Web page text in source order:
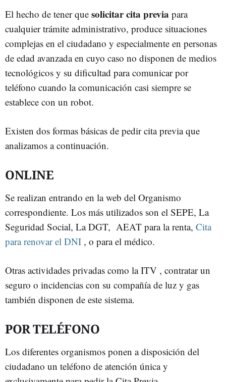
El hecho de tener que solicitar cita previa para
cualquier trámite administrativo, produce situaciones
complejas en el ciudadano y especialmente en personas
de edad avanzada en cuyo caso no disponen de medios
tecnológicos y su dificultad para comunicar por
teléfono cuando la comunicación casi siempre se
establece con un robot.
Existen dos formas básicas de pedir cita previa que
analizamos a continuación.
ONLINE
Se realizan entrando en la web del Organismo
correspondiente. Los más utilizados son el SEPE, La
Seguridad Social, La DGT, AEAT para la renta, Cita
para renovar el DNI , o para el médico.
Otras actividades privadas como la ITV , contratar un
seguro o incidencias con su compañía de luz y gas
también disponen de este sistema.
POR TELÉFONO
Los diferentes organismos ponen a disposición del
ciudadano un teléfono de atención única y